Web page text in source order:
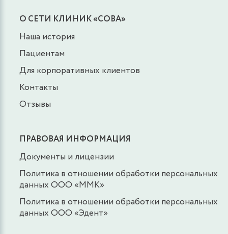
О СЕТИ КЛИНИК «СОВА»
Наша история
Пациентам
Для корпоративных клиентов
Контакты
Отзывы
ПРАВОВАЯ ИНФОРМАЦИЯ
Документы и лицензии
Политика в отношении обработки персональных
данных ООО «ММК»
Политика в отношении обработки персональных
данных ООО «Эдент»